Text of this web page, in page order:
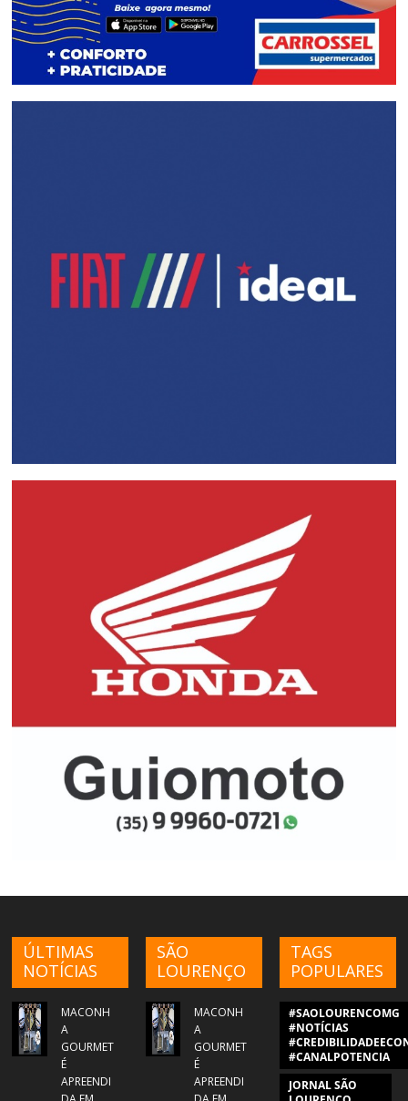
ÚLTIMAS
NOTÍCIAS
MACONH
A
GOURMET
É
APREENDI
SÃO
LOURENÇO
MACONH
A
GOURMET
É
APREENDI
TAGS
POPULARES
#SAOLOURENCOMG
#NOTÍCIAS
#CANALPOTENCIA
JORNAL SÃO